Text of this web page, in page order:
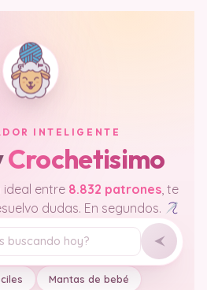
INTELIGENTE
Crochetisimo
entre 8.832 patrones, te
dudas. En segundos.
Mantas de bebé